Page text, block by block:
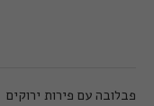
פבלובה עם פירות ירוקים